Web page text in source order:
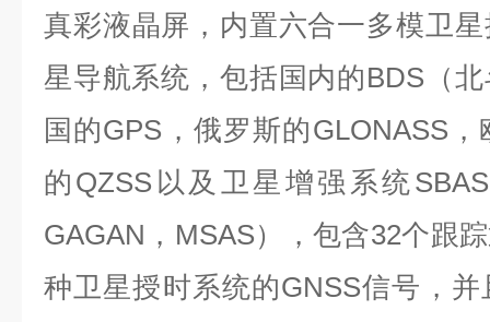
真彩液晶屏，内置六合一多模卫
星导航系统，包括国内的BDS（
国的GPS，俄罗斯的GLONASS
的QZSS以及卫星增强系统
GAGAN，MSAS），包含32个跟
种卫星授时系统的GNSS信号，